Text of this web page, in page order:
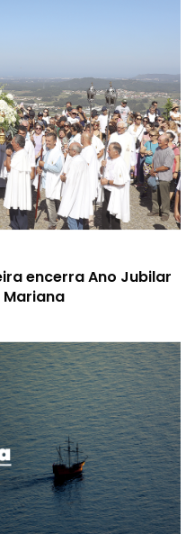
encerra Ano Jubilar
Mariana